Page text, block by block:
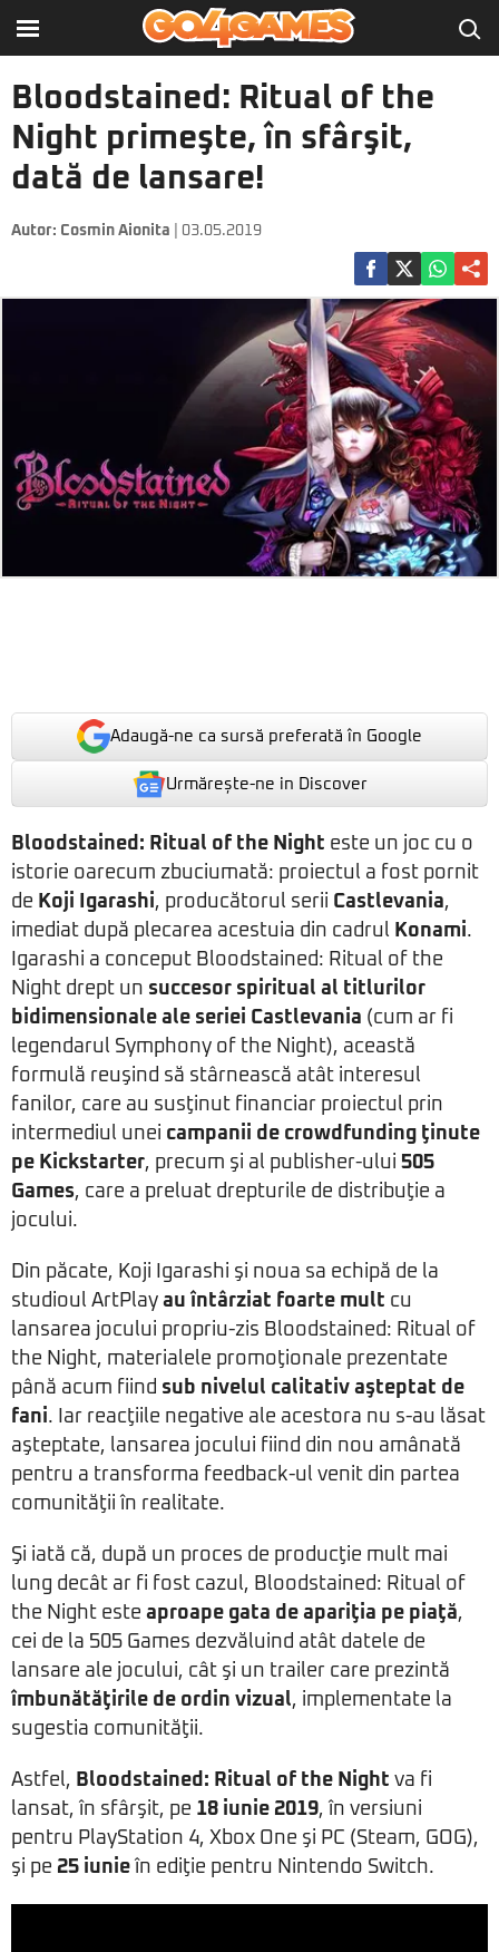
Bloodstained: Ritual of the
Night primeşte, în sfârşit,
dată de lansare!
Autor: Cosmin Aionita | 03.05.2019
Adaugă-ne ca sursă preferată în Google
Urmărește-ne in Discover
Bloodstained: Ritual of the Night este un joc cu o
istorie oarecum zbuciumată: proiectul a fost pornit
de Koji Igarashi, producătorul serii Castlevania,
imediat după plecarea acestuia din cadrul Konami.
Igarashi a conceput Bloodstained: Ritual of the
Night drept un succesor spiritual al titlurilor
bidimensionale ale seriei Castlevania (cum ar fi
legendarul Symphony of the Night), această
formulă reuşind să stârnească atât interesul
fanilor, care au susţinut financiar proiectul prin
intermediul unei campanii de crowdfunding ţinute
pe Kickstarter, precum şi al publisher-ului 505
Games, care a preluat drepturile de distribuţie a
jocului.
Din păcate, Koji Igarashi şi noua sa echipă de la
studioul ArtPlay au întârziat foarte mult cu
lansarea jocului propriu-zis Bloodstained: Ritual of
the Night, materialele promoţionale prezentate
până acum fiind sub nivelul calitativ aşteptat de
fani. Iar reacţiile negative ale acestora nu s-au lăsat
aşteptate, lansarea jocului fiind din nou amânată
pentru a transforma feedback-ul venit din partea
comunităţii în realitate.
Şi iată că, după un proces de producţie mult mai
lung decât ar fi fost cazul, Bloodstained: Ritual of
the Night este aproape gata de apariţia pe piaţă,
cei de la 505 Games dezvăluind atât datele de
lansare ale jocului, cât şi un trailer care prezintă
îmbunătăţirile de ordin vizual, implementate la
sugestia comunităţii.
Astfel, Bloodstained: Ritual of the Night va fi
lansat, în sfârşit, pe 18 iunie 2019, în versiuni
pentru PlayStation 4, Xbox One şi PC (Steam, GOG),
şi pe 25 iunie în ediţie pentru Nintendo Switch.